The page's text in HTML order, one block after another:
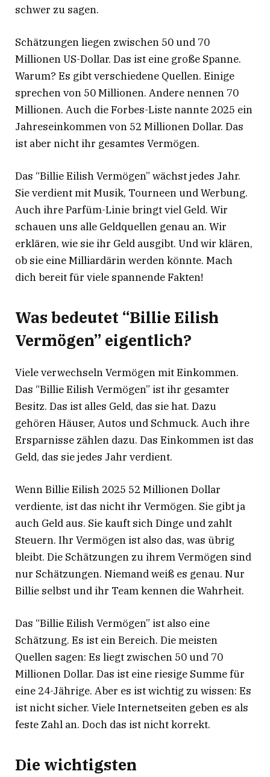
schwer zu sagen.
Schätzungen liegen zwischen 50 und 70
Millionen US-Dollar. Das ist eine große Spanne.
Warum? Es gibt verschiedene Quellen. Einige
sprechen von 50 Millionen. Andere nennen 70
Millionen. Auch die Forbes-Liste nannte 2025 ein
Jahreseinkommen von 52 Millionen Dollar. Das
ist aber nicht ihr gesamtes Vermögen.
Das “Billie Eilish Vermögen” wächst jedes Jahr.
Sie verdient mit Musik, Tourneen und Werbung.
Auch ihre Parfüm-Linie bringt viel Geld. Wir
schauen uns alle Geldquellen genau an. Wir
erklären, wie sie ihr Geld ausgibt. Und wir klären,
ob sie eine Milliardärin werden könnte. Mach
dich bereit für viele spannende Fakten!
Was bedeutet “Billie Eilish
Vermögen” eigentlich?
Viele verwechseln Vermögen mit Einkommen.
Das “Billie Eilish Vermögen” ist ihr gesamter
Besitz. Das ist alles Geld, das sie hat. Dazu
gehören Häuser, Autos und Schmuck. Auch ihre
Ersparnisse zählen dazu. Das Einkommen ist das
Geld, das sie jedes Jahr verdient.
Wenn Billie Eilish 2025 52 Millionen Dollar
verdiente, ist das nicht ihr Vermögen. Sie gibt ja
auch Geld aus. Sie kauft sich Dinge und zahlt
Steuern. Ihr Vermögen ist also das, was übrig
bleibt. Die Schätzungen zu ihrem Vermögen sind
nur Schätzungen. Niemand weiß es genau. Nur
Billie selbst und ihr Team kennen die Wahrheit.
Das “Billie Eilish Vermögen” ist also eine
Schätzung. Es ist ein Bereich. Die meisten
Quellen sagen: Es liegt zwischen 50 und 70
Millionen Dollar. Das ist eine riesige Summe für
eine 24-Jährige. Aber es ist wichtig zu wissen: Es
ist nicht sicher. Viele Internetseiten geben es als
feste Zahl an. Doch das ist nicht korrekt.
Die wichtigsten